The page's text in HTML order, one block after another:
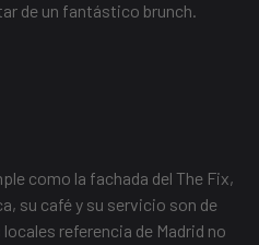
de un fantástico brunch.
como la fachada del The Fix,
su café y su servicio son de
referencia de Madrid no